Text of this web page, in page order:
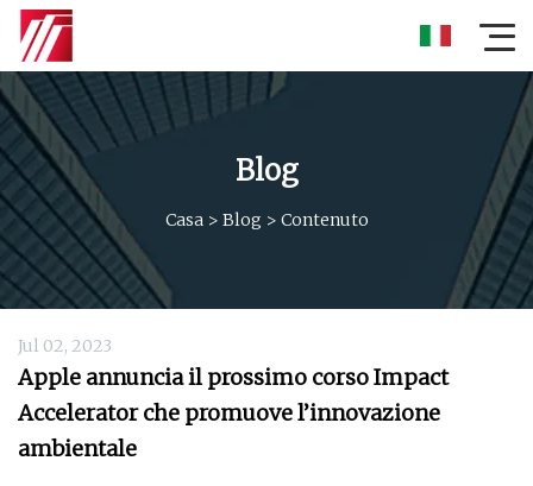
Blog
Casa > Blog > Contenuto
Jul 02, 2023
Apple annuncia il prossimo corso Impact
Accelerator che promuove l’innovazione
ambientale